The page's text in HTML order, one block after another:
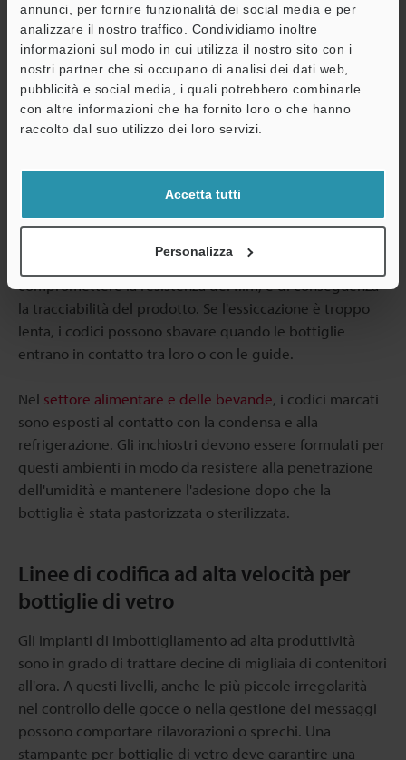
annunci, per fornire funzionalità dei social media e per
analizzare il nostro traffico. Condividiamo inoltre
informazioni sul modo in cui utilizza il nostro sito con i
nostri partner che si occupano di analisi dei dati web,
pubblicità e social media, i quali potrebbero combinarle
con altre informazioni che ha fornito loro o che hanno
raccolto dal suo utilizzo dei loro servizi.
Accetta tutti
Personalizza
L'aderenza sul vetro dipende dalle formulazioni a base
solvente progettate per substrati non porosi. Gli
inchiostri a base acquosa si basano sull'assorbimento e
non sono adatti alla stampa diretta su barattoli e
bottiglie di vetro. I sistemi a base solvente devono
inoltre garantire una rapida bagnabilità della superficie
legame duraturo con il vetro liscio.
Qualsiasi inchiostro utilizzato deve inoltre asciugarsi in
troppo rapidamente, il solvente trattenuto può
compromettere la resistenza del film, e di conseguenza
la tracciabilità del prodotto. Se l'essiccazione è troppo
lenta, i codici possono sbavare quando le bottiglie
entrano in contatto tra loro o con le guide.
Nel settore alimentare e delle bevande, i codici marcati
sono esposti al contatto con la condensa e alla
refrigerazione. Gli inchiostri devono essere formulati per
questi ambienti in modo da resistere alla penetrazione
dell'umidità e mantenere l'adesione dopo che la
bottiglia è stata pastorizzata o sterilizzata.
Linee di codifica ad alta velocità per
bottiglie di vetro
Gli impianti di imbottigliamento ad alta produttività
sono in grado di trattare decine di migliaia di contenitori
all'ora. A questi livelli, anche le più piccole irregolarità
nel controllo delle gocce o nella gestione dei messaggi
possono comportare rilavorazioni o sprechi. Una
stampante per bottiglie di vetro deve garantire una